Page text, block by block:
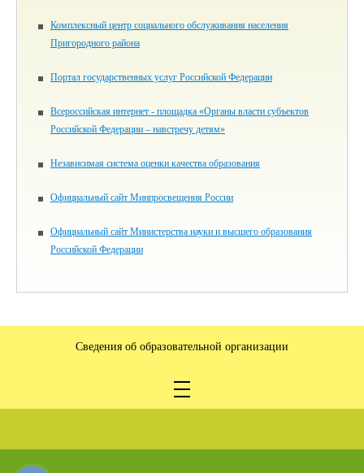
Комплексный центр социального обслуживания населения
Пригородного района
Портал государственных услуг Российской Федерации
Всероссийская интернет - площадка «Органы власти субъектов
Российской Федерации – навстречу детям»
Независимая система оценки качества образования
Официальный сайт Минпросвещения России
Официальный сайт Министерства науки и высшего образования
Российской Федерации
Сведения об образовательной организации